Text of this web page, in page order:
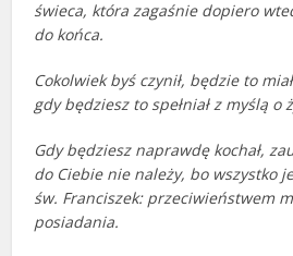
świeca, która zagaśnie dopiero
do końca.
Cokolwiek byś czynił, będzie to
gdy będziesz to spełniał z myślą o
Gdy będziesz naprawdę kochał,
do Ciebie nie należy, bo wszystko
św. Franciszek: przeciwieństwem
posiadania.